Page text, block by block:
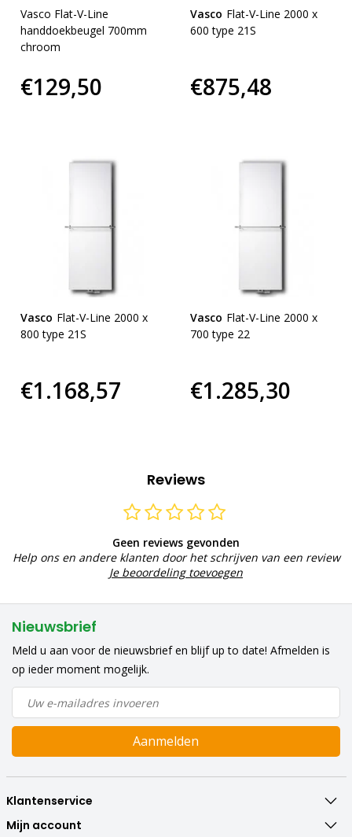
Vasco Flat-V-Line
handdoekbeugel 700mm
chroom
€129,50
Vasco Flat-V-Line 2000 x
600 type 21S
€875,48
Vasco Flat-V-Line 2000 x
800 type 21S
€1.168,57
Vasco Flat-V-Line 2000 x
700 type 22
€1.285,30
Reviews
Geen reviews gevonden
Help ons en andere klanten door het schrijven van een review
Je beoordeling toevoegen
Nieuwsbrief
Meld u aan voor de nieuwsbrief en blijf up to date! Afmelden is
op ieder moment mogelijk.
Aanmelden
Klantenservice
Mijn account